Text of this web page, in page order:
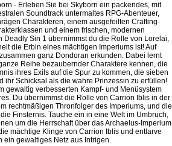
- Erleben Sie bei Skyborn ein packendes, mit
Soundtrack untermaltes RPG-Abenteuer,
Charakteren, einem ausgefeilten Crafting-
und einem frischen, modernen
Deadly Sin 1 übernimmst du die Rolle von Lorelai,
die Erbin eines mächtigen Imperiums ist! Auf
ganz Dondoran erkunden. Dabei lernt
Reihe bezaubernder Charaktere kennen, die
ihres Exils auf die Spur zu kommen, die sieben
ihr Schicksal als die wahre Prinzessin zu erfüllen!
gewaltig verbesserten Kampf- und Menüsystem
Du übernimmst die Rolle von Carrion Iblis in der
rechtmäßigen Thronfolger des Imperiums, und die
Finsternis. Tauche ein in eine Welt im Umbruch,
um die Herrschaft über das Archaelus-Imperium
mächtige Klinge von Carrion Iblis und entlarve
ein gewaltiges Netz aus Intrigen.